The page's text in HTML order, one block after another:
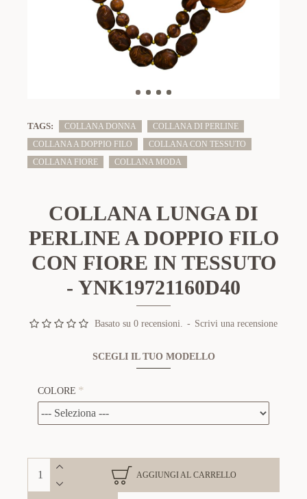
TAGS: COLLANA DONNA
COLLANA DI PERLINE
COLLANA A DOPPIO FILO
COLLANA CON TESSUTO
COLLANA FIORE
COLLANA MODA
COLLANA LUNGA DI
PERLINE A DOPPIO FILO
CON FIORE IN TESSUTO
- YNK19721160D40
Basato su 0 recensioni. - Scrivi una recensione
SCEGLI IL TUO MODELLO
COLORE
AGGIUNGI AL CARRELLO